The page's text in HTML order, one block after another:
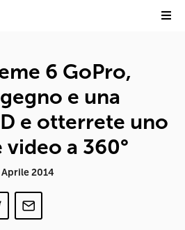
6 GoPro,
e una
e otterrete uno
a 360°
Aprile 2014